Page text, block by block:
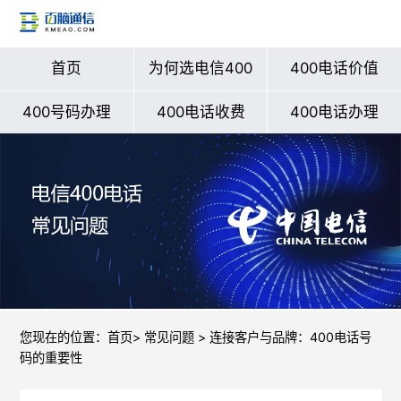
首页 为何选电信400 400电话价值
400号码办理 400电话收费 400电话办理
您现在的位置： 首页> 常见问题> 连接客户与品牌：400电话号
码的重要性